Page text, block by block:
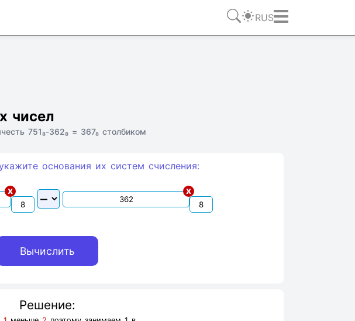
RUS
чисел
751₈-362₈ = 367₈ столбиком
основания их систем счиcления:
x x
Решение: